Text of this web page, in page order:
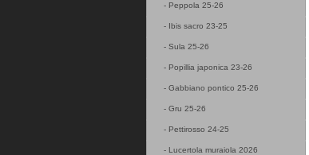
- Peppola 25-26
- Ibis sacro 23-25
- Sula 25-26
- Popillia japonica 23-26
- Gabbiano pontico 25-26
- Gru 25-26
- Pettirosso 24-25
- Lucertola muraiola 2026